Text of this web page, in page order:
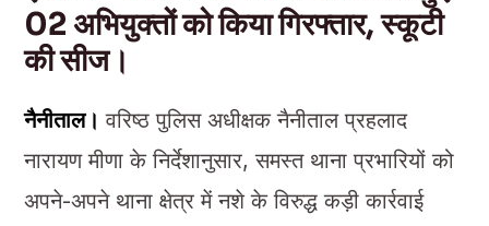
02 अभियुक्तों को किया गिरफ्तार, स्कूटी
की सीज।
नैनीताल। वरिष्ठ पुलिस अधीक्षक नैनीताल प्रहलाद
नारायण मीणा के निर्देशानुसार, समस्त थाना प्रभारियों को
अपने-अपने थाना क्षेत्र में नशे के विरुद्ध कड़ी कार्रवाई